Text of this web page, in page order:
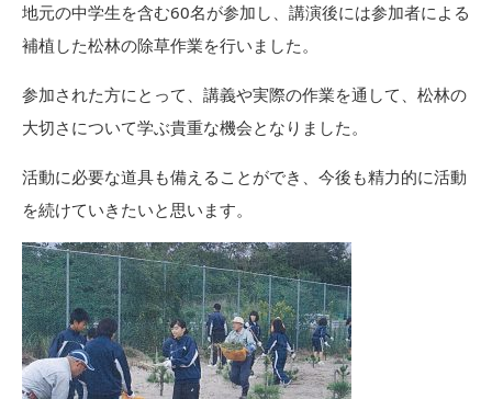
地元の中学生を含む60名が参加し、講演後には参加者による
補植した松林の除草作業を行いました。
参加された方にとって、講義や実際の作業を通して、松林の
大切さについて学ぶ貴重な機会となりました。
活動に必要な道具も備えることができ、今後も精力的に活動
を続けていきたいと思います。